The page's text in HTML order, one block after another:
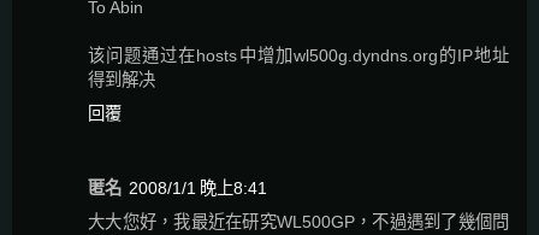
To Abin
该问题通过在hosts中增加wl500g.dyndns.org的IP地址
得到解决
回覆
匿名 2008/1/1 晚上8:41
大大您好，我最近在研究WL500GP，不過遇到了幾個問